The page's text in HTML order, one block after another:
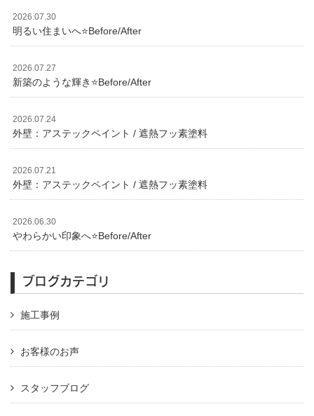
2026.07.30
明るい住まいへ⭐️Before/After
2026.07.27
新築のような輝き⭐️Before/After
2026.07.24
外壁：アステックペイント / 遮熱フッ素塗料
2026.07.21
外壁：アステックペイント / 遮熱フッ素塗料
2026.06.30
やわらかい印象へ⭐️Before/After
ブログカテゴリ
施工事例
お客様のお声
スタッフブログ